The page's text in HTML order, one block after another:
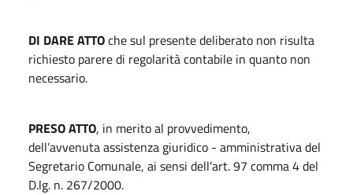
DI DARE ATTOche sul presente deliberato non risulta
richiesto parere di regolarità contabile in quanto non
necessario.
PRESO ATTO, in merito al provvedimento,
dell’avvenuta assistenza giuridico - amministrativa del
Segretario Comunale, ai sensi dell’art. 97 comma 4 del
D.lg. n. 267/2000.